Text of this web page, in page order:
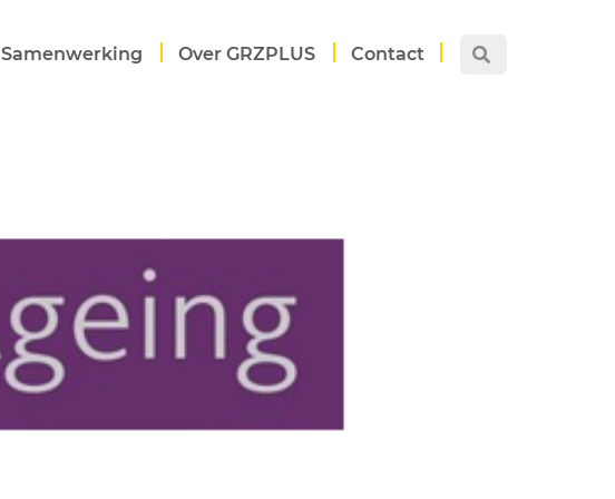
Samenwerking Over GRZPLUS Contact